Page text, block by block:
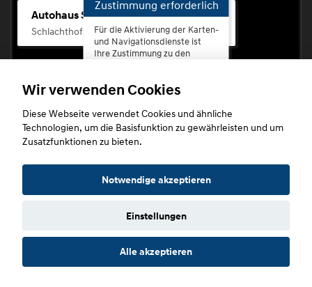
Autohaus Scherhag
Schlachthofstr. 68, 56073 Koblenz-Rauental
Zustimmung erforderlich
Für die Aktivierung der Karten-
und Navigationsdienste ist
Ihre Zustimmung zu den
erforderlich.
Zustimmen
Copyright © 2026. Autohaus Scherhag
Datenschutz Impressum
Wir verwenden Cookies
Diese Webseite verwendet Cookies und ähnliche
Technologien, um die Basisfunktion zu gewährleisten und um
Zusatzfunktionen zu bieten.
Notwendige akzeptieren
Einstellungen
Alle akzeptieren